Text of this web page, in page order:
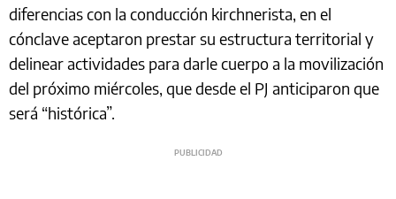
diferencias con la conducción kirchnerista, en el
cónclave aceptaron prestar su estructura territorial y
delinear actividades para darle cuerpo a la movilización
del próximo miércoles, que desde el PJ anticiparon que
será “histórica”.